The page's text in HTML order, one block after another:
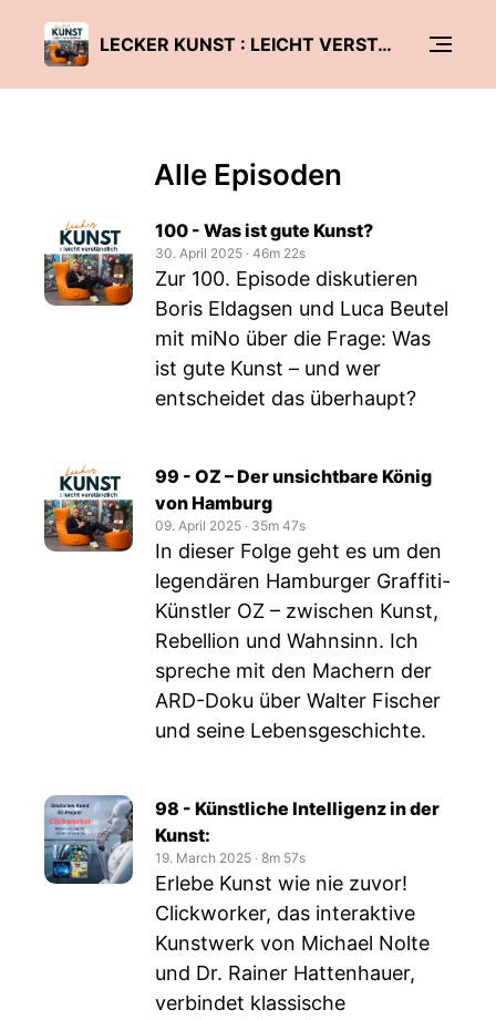
LECKER KUNST : LEICHT VERSTÄNDLICH
Alle Episoden
100 - Was ist gute Kunst?
30. April 2025 ‧ 46m 22s
Zur 100. Episode diskutieren
Boris Eldagsen und Luca Beutel
mit miNo über die Frage: Was
ist gute Kunst – und wer
entscheidet das überhaupt?
99 - OZ – Der unsichtbare König
von Hamburg
09. April 2025 ‧ 35m 47s
In dieser Folge geht es um den
legendären Hamburger Graffiti-
Künstler OZ – zwischen Kunst,
Rebellion und Wahnsinn. Ich
spreche mit den Machern der
ARD-Doku über Walter Fischer
und seine Lebensgeschichte.
98 - Künstliche Intelligenz in der
Kunst:
19. March 2025 ‧ 8m 57s
Erlebe Kunst wie nie zuvor!
Clickworker, das interaktive
Kunstwerk von Michael Nolte
und Dr. Rainer Hattenhauer,
verbindet klassische